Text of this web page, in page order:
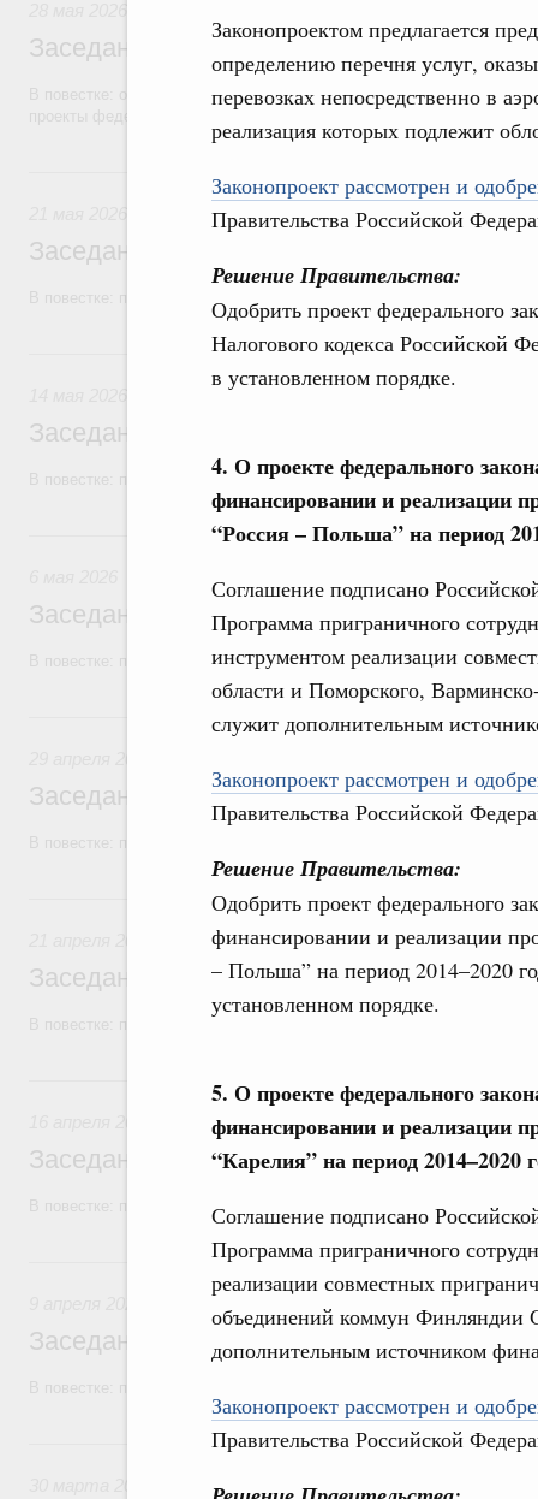
Законопроектом предлагается
определению перечня услуг,
перевозках непосредственно в
реализация которых подлежит
Законопроект рассмотрен и
Правительства Российской
Решение Правительства:
Одобрить проект федерального
Налогового кодекса Российской
в установленном порядке.
4. О проекте федерального
финансировании и реализации
“Россия – Польша” на период
Соглашение подписано
Программа приграничного
инструментом реализации
области и Поморского,
служит дополнительным
Законопроект рассмотрен и
Правительства Российской
Решение Правительства:
Одобрить проект федерального
финансировании и реализации
– Польша” на период 2014–2020
установленном порядке.
5. О проекте федерального
финансировании и реализации
“Карелия” на период 2014–2020
Соглашение подписано
Программа приграничного
реализации совместных
объединений коммун Финляндии
дополнительным источником
Законопроект рассмотрен и
Правительства Российской
Заседание Правительства (2026 год,
В повестке: об исполнении бюджетов государственных
Заседание Правительства (2026 год,
14 мая, четверг
Заседание Правительства (2026 год,
В повестке: проекты федеральных законов, бюджетные
6 мая, среда
Заседание Правительства (2026 год,
В повестке: проекты федеральных законов, бюджетные
29 апреля, среда
Заседание Правительства (2026 год,
21 апреля, вторник
Заседание Правительства (2026 год,
16 апреля, четверг
Заседание Правительства (2026 год,
В повестке: проекты федеральных законов.
9 апреля, четверг
Заседание Правительства (2026 год,
30 марта, понедельник